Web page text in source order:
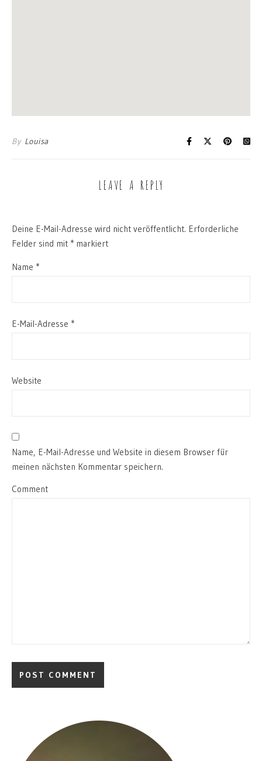
By Louisa
LEAVE A REPLY
Deine E-Mail-Adresse wird nicht veröffentlicht. Erforderliche
Felder sind mit * markiert
Name *
E-Mail-Adresse *
Website
Name, E-Mail-Adresse und Website in diesem Browser für
meinen nächsten Kommentar speichern.
Comment